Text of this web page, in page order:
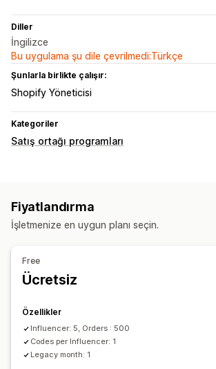
Diller
İngilizce
Bu uygulama şu dile çevrilmedi:Türkçe
Şunlarla birlikte çalışır:
Shopify Yöneticisi
Kategoriler
Satış ortağı programları
Performans bonusları
Çok düzeyli takip
Fiyatlandırma
İşletmenize en uygun planı seçin.
Free
Ücretsiz
Özellikler
Influencer: 5, Orders : 500
Codes per Influencer: 1
Legacy month: 1